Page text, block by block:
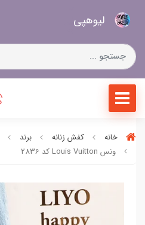
لیو‌هپی
خانه کفش زنانه برند
ونس Louis Vuitton کد 2836